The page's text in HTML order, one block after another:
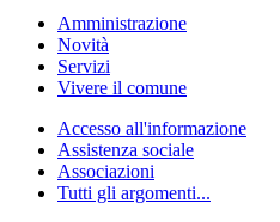
Amministrazione
Novità
Servizi
Vivere il comune
Accesso all'informazione
Assistenza sociale
Associazioni
Tutti gli argomenti...